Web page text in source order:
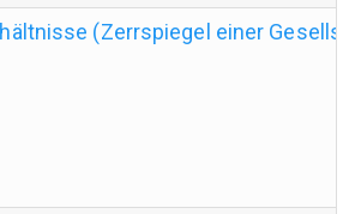
(Zerrspiegel einer